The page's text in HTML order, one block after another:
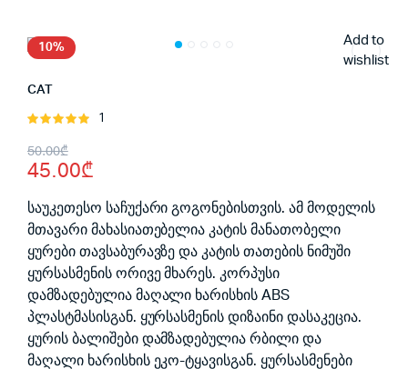
10%
Add to
wishlist
CAT
შეფასება
დან
1
50.00₾
Original
price
was:
50.00₾.
45.00₾
Current
price
is:
45.00₾.
საუკეთესო საჩუქარი გოგონებისთვის. ამ მოდელის
მთავარი მახასიათებელია კატის მანათობელი
ყურები თავსაბურავზე და კატის თათების ნიმუში
ყურსასმენის ორივე მხარეს. კორპუსი
დამზადებულია მაღალი ხარისხის ABS
პლასტმასისგან. ყურსასმენის დიზაინი დასაკეცია.
ყურის ბალიშები დამზადებულია რბილი და
მაღალი ხარისხის ეკო-ტყავისგან. ყურსასმენები